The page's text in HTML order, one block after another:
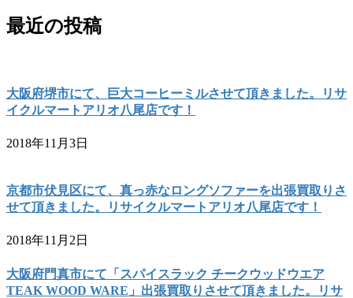
最近の投稿
大阪府堺市にて、巨大コーヒーミルさせて頂きました。リサ
イクルマートアリオ八尾店です！
2018年11月3日
京都市伏見区にて、真っ赤なロングソファーを出張買取りさ
せて頂きました。リサイクルマートアリオ八尾店です！
2018年11月2日
大阪府門真市にて「スパイスラック チークウッドウエア
TEAK WOOD WARE」出張買取りさせて頂きました。リサ